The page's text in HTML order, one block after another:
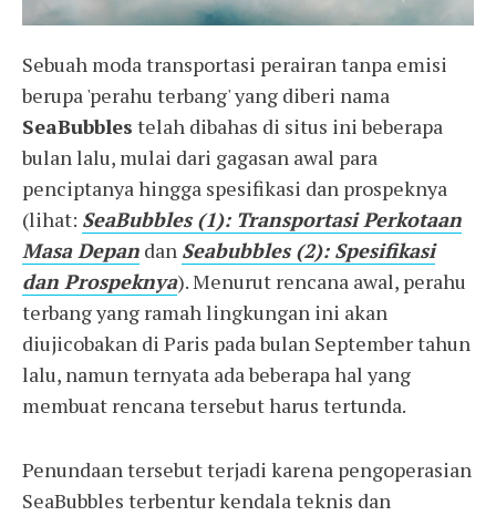
Sebuah moda transportasi perairan tanpa emisi
berupa 'perahu terbang' yang diberi nama
SeaBubbles telah dibahas di situs ini beberapa
bulan lalu, mulai dari gagasan awal para
penciptanya hingga spesifikasi dan prospeknya
(lihat: SeaBubbles (1): Transportasi Perkotaan
Masa Depan dan Seabubbles (2): Spesifikasi
dan Prospeknya). Menurut rencana awal, perahu
terbang yang ramah lingkungan ini akan
diujicobakan di Paris pada bulan September tahun
lalu, namun ternyata ada beberapa hal yang
membuat rencana tersebut harus tertunda.
Penundaan tersebut terjadi karena pengoperasian
SeaBubbles terbentur kendala teknis dan